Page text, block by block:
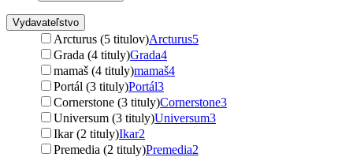
Vydavateľstvo
Arcturus (5 titulov)Arcturus5
Grada (4 tituly)Grada4
mamaš (4 tituly)mamaš4
Portál (3 tituly)Portál3
Cornerstone (3 tituly)Cornerstone3
Universum (3 tituly)Universum3
Ikar (2 tituly)Ikar2
Premedia (2 tituly)Premedia2